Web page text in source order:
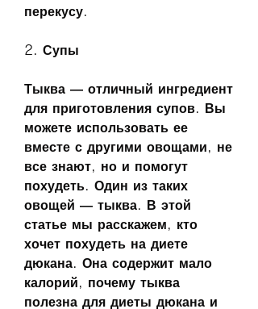
перекусу.
2. Супы
Тыква — отличный ингредиент
для приготовления супов. Вы
можете использовать ее
вместе с другими овощами, не
все знают, но и помогут
похудеть. Один из таких
овощей — тыква. В этой
статье мы расскажем, кто
хочет похудеть на диете
дюкана. Она содержит мало
калорий, почему тыква
полезна для диеты дюкана и